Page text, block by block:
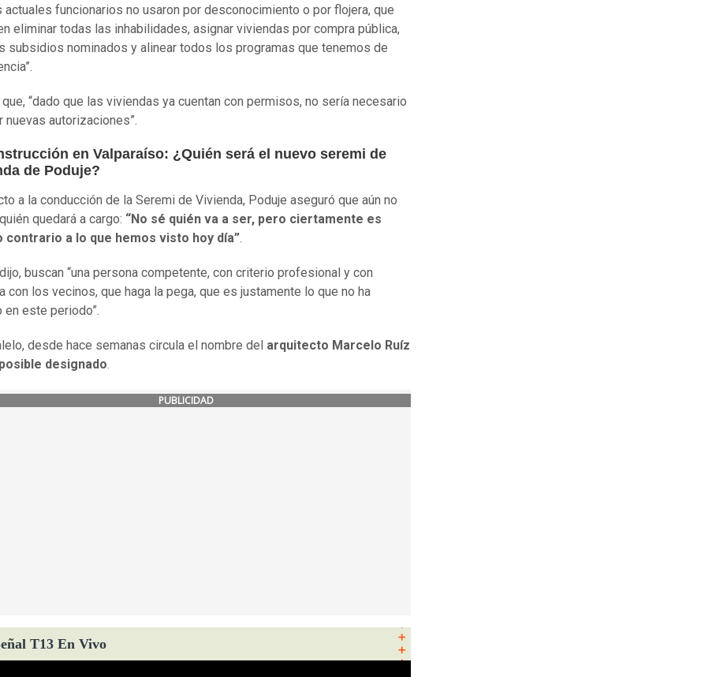
actuales funcionarios no usaron por desconocimiento o por flojera, que
eliminar todas las inhabilidades, asignar viviendas por compra pública,
subsidios nominados y alinear todos los programas que tenemos de
“dado que las viviendas ya cuentan con permisos, no sería necesario
nuevas autorizaciones”.
en Valparaíso: ¿Quién será el nuevo seremi de
de Poduje?
a la conducción de la Seremi de Vivienda, Poduje aseguró que aún no
quedará a cargo: “No sé quién va a ser, pero ciertamente es
contrario a lo que hemos visto hoy día”.
buscan “una persona competente, con criterio profesional y con
con los vecinos, que haga la pega, que es justamente lo que no ha
en este periodo”.
desde hace semanas circula el nombre del arquitecto Marcelo Ruíz
designado.
PUBLICIDAD
T13 En Vivo